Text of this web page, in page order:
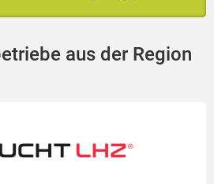
aus der Region